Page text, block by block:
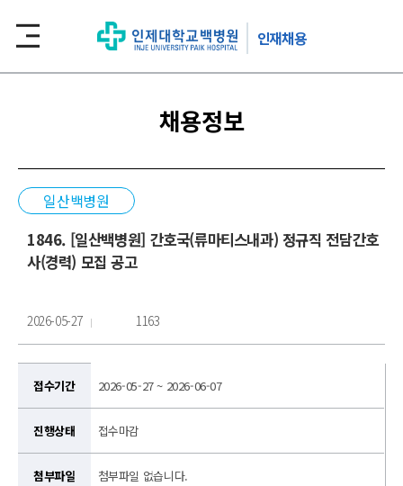
인재채용
채용정보
일산백병원
1846. [일산백병원] 간호국(류마티스내과) 정규직 전담간호
사(경력) 모집 공고
2026-05-27 1163
접수기간 2026-05-27 ~ 2026-06-07
진행상태 접수마감
첨부파일 첨부파일 없습니다.